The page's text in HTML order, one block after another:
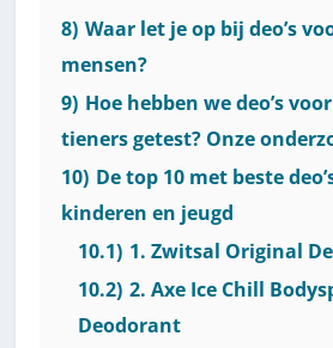
8) Waar let je op bij deo’s
mensen?
9) Hoe hebben we deo’s
tieners getest? Onze
10) De top 10 met beste
kinderen en jeugd
10.1) 1. Zwitsal Original
10.2) 2. Axe Ice Chill
Deodorant